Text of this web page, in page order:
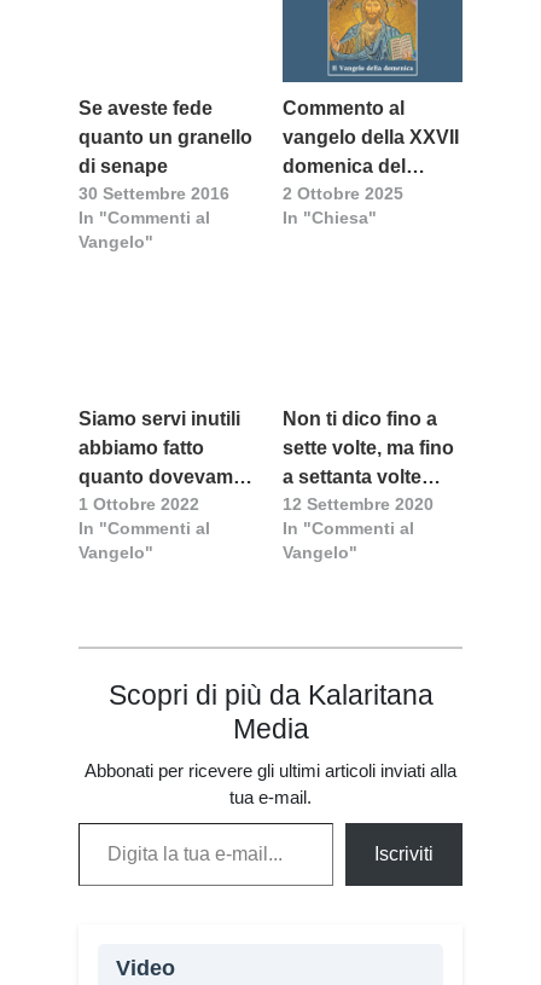
Se aveste fede
quanto un granello
di senape
30 Settembre 2016
In "Commenti al
Vangelo"
Commento al
vangelo della XXVII
domenica del
tempo ordinario
(anno C) a cura di
2 Ottobre 2025
In "Chiesa"
Siamo servi inutili
abbiamo fatto
quanto dovevamo
fare
1 Ottobre 2022
In "Commenti al
Vangelo"
Non ti dico fino a
sette volte, ma fino
a settanta volte
sette
12 Settembre 2020
In "Commenti al
Vangelo"
Scopri di più da Kalaritana
Media
Abbonati per ricevere gli ultimi articoli inviati alla
tua e-mail.
Digita la tua e-mail...
Iscriviti
Video